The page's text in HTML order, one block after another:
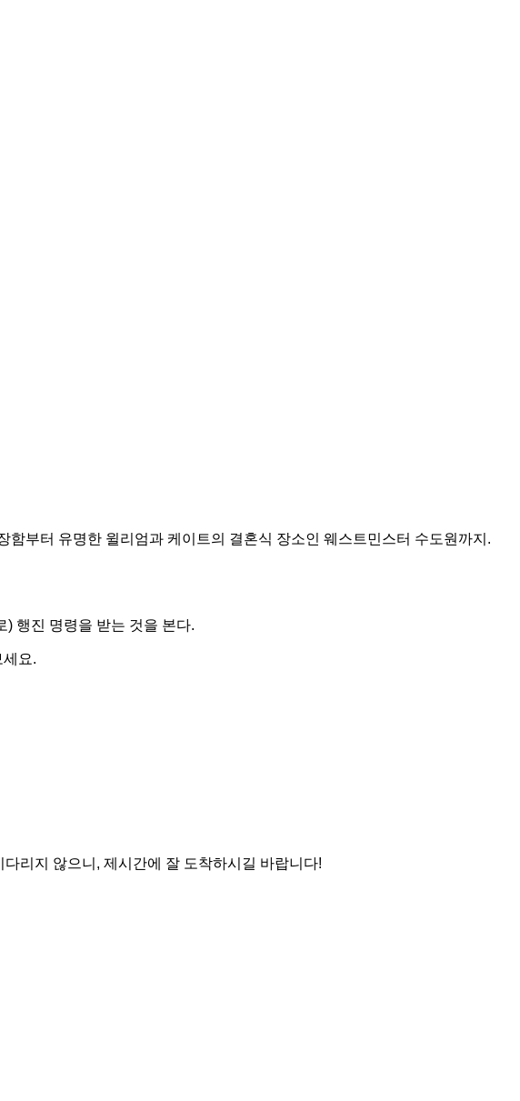
부터 유명한 윌리엄과 케이트의 결혼식 장소인 웨스트민스터 수도원까지.
) 행진 명령을 받는 것을 본다.
요.
리지 않으니, 제시간에 잘 도착하시길 바랍니다!